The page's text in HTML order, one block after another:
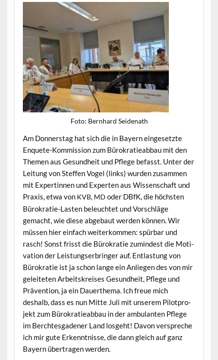
Foto: Bern­hard Seidenath
Am Don­ner­stag hat sich die in Bay­ern einge­set­zte
Enquete-Kom­mis­sion zum Bürokratieab­bau mit den
The­men aus Gesund­heit und Pflege befasst. Unter der
Leitung von Stef­fen Vogel (links) wur­den zusam­men
mit Exper­tin­nen und Experten aus Wis­senschaft und
Prax­is, etwa von KVB, MD oder DBfK, die höch­sten
Bürokratie-Las­ten beleuchtet und Vorschläge
gemacht, wie diese abge­baut wer­den kön­nen. Wir
müssen hier ein­fach weit­erkom­men: spür­bar und
rasch! Son­st frisst die Bürokratie zumin­d­est die Moti­
va­tion der Leis­tungser­bringer auf. Ent­las­tung von
Bürokratie ist ja schon lange ein Anliegen des von mir
geleit­eten Arbeit­skreis­es Gesund­heit, Pflege und
Präven­tion, ja ein Dauerthe­ma. Ich freue mich
deshalb, dass es nun Mitte Juli mit unserem Pilot­pro­
jekt zum Bürokratieab­bau in der ambu­lanten Pflege
im Bercht­es­gaden­er Land los­ge­ht! Davon ver­spreche
ich mir gute Erken­nt­nisse, die dann gle­ich auf ganz
Bay­ern über­tra­gen werden.